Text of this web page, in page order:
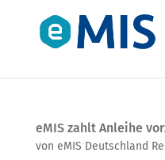
eMIS zahlt Anleihe
von eMIS Deutschland